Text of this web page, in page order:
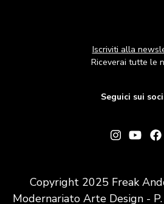
Iscriviti alla
Riceverai tutte le
Seguici sui
Copyright 2025 Freak
Modernariato Arte Design -